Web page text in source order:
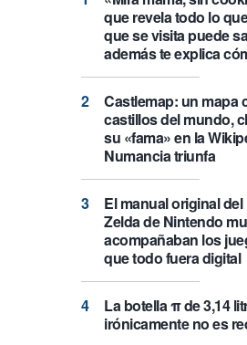
que revela todo lo
que se visita puede
además te explica
Castlemap: un mapa
castillos del mundo,
su «fama» en la
Numancia triunfa
El manual original
Zelda de Nintendo
acompañaban los
que todo fuera digital
La botella π de 3,14
irónicamente no es